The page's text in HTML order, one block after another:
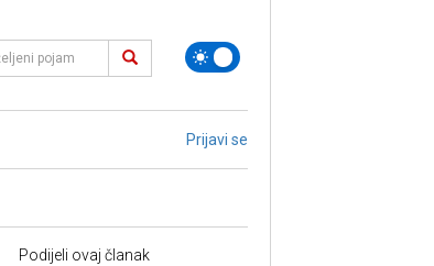
Prijavi se
Podijeli ovaj članak